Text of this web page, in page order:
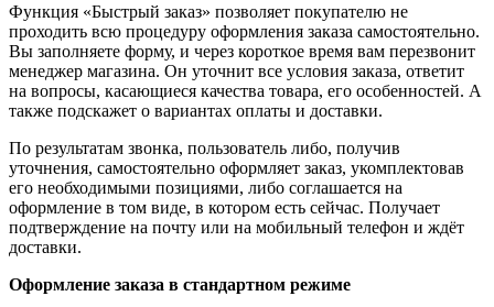
Функция «Быстрый заказ» позволяет покупателю не
проходить всю процедуру оформления заказа самостоятельно.
Вы заполняете форму, и через короткое время вам перезвонит
менеджер магазина. Он уточнит все условия заказа, ответит
на вопросы, касающиеся качества товара, его особенностей. А
также подскажет о вариантах оплаты и доставки.
По результатам звонка, пользователь либо, получив
уточнения, самостоятельно оформляет заказ, укомплектовав
его необходимыми позициями, либо соглашается на
оформление в том виде, в котором есть сейчас. Получает
подтверждение на почту или на мобильный телефон и ждёт
доставки.
Оформление заказа в стандартном режиме